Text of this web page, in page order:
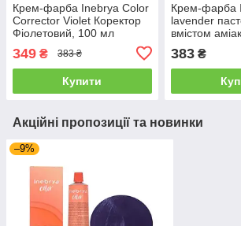
Крем-фарба Inebrya Сolor
Corrector Violet Коректор
Фіолетовий, 100 мл
349 ₴ 383 ₴
Купити
Крем-фарба
lavender
вмiстом
383₴
Акційні пропозиції та новинки
–9%